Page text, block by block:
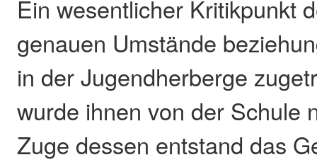
Ein wesentlicher Kritikpunkt
genauen Umstände
in der Jugendherberge
wurde ihnen von der Schule
Zuge dessen entstand das